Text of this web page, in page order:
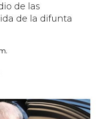
de las
de la difunta